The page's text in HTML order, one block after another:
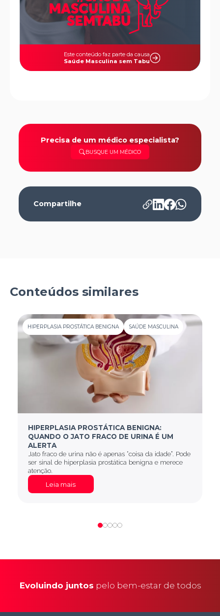
Este conteúdo faz parte da causa
Saúde Masculina sem Tabu
Precisa de um médico especialista?
BUSQUE UM MÉDICO
Compartilhe
Conteúdos similares
HIPERPLASIA PROSTÁTICA BENIGNA SAÚDE MASCULINA
HIPERPLASIA PROSTÁTICA BENIGNA:
QUANDO O JATO FRACO DE URINA É UM
ALERTA
Jato fraco de urina não é apenas “coisa da idade”. Pode
ser sinal de hiperplasia prostática benigna e merece
atenção.
Leia mais
Evoluindo juntos pelo bem-estar de todos